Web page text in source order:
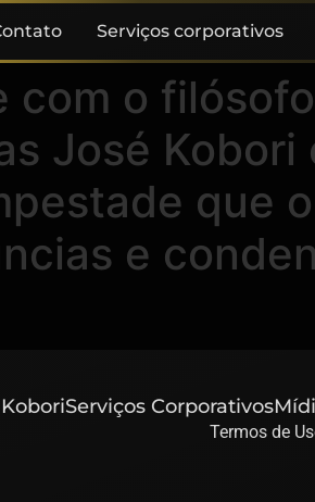
Serviços corporativos
com o
José Kobori
que
e
Serviços Corporativos
Termos de